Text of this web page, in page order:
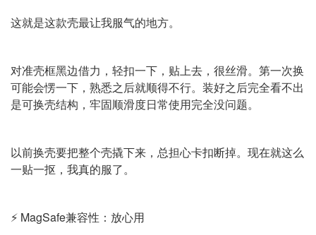
这就是这款壳最让我服气的地方。
对准壳框黑边借力，轻扣一下，贴上去，很丝滑。第一次换
可能会愣一下，熟悉之后就顺得不行。装好之后完全看不出
是可换壳结构，牢固顺滑度日常使用完全没问题。
以前换壳要把整个壳撬下来，总担心卡扣断掉。现在就这么
一贴一抠，我真的服了。
⚡ MagSafe兼容性：放心用